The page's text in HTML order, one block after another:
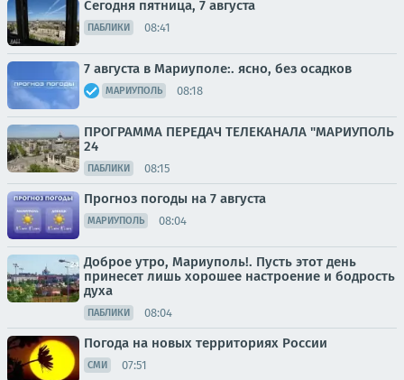
Сегодня пятница, 7 августа
ПАБЛИКИ 08:41
7 августа в Мариуполе:. ясно, без осадков
МАРИУПОЛЬ 08:18
ПРОГРАММА ПЕРЕДАЧ ТЕЛЕКАНАЛА "МАРИУПОЛЬ
24
ПАБЛИКИ 08:15
Прогноз погоды на 7 августа
МАРИУПОЛЬ 08:04
Доброе утро, Мариуполь!. Пусть этот день
принесет лишь хорошее настроение и бодрость
духа
ПАБЛИКИ 08:04
Погода на новых территориях России
СМИ 07:51